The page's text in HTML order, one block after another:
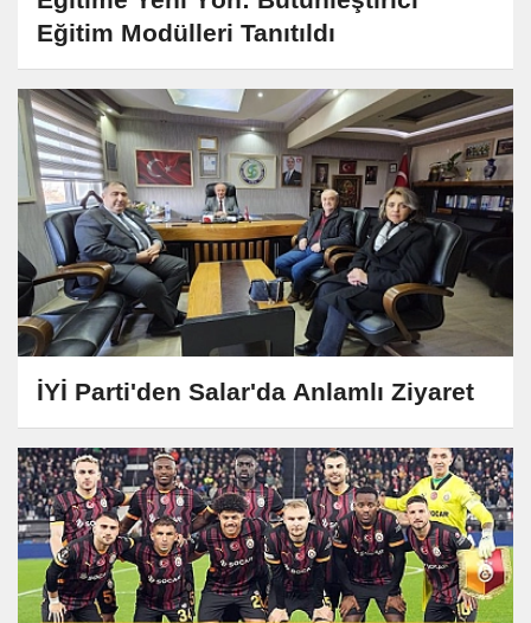
Eğitim Modülleri Tanıtıldı
İYİ Parti'den Salar'da Anlamlı Ziyaret